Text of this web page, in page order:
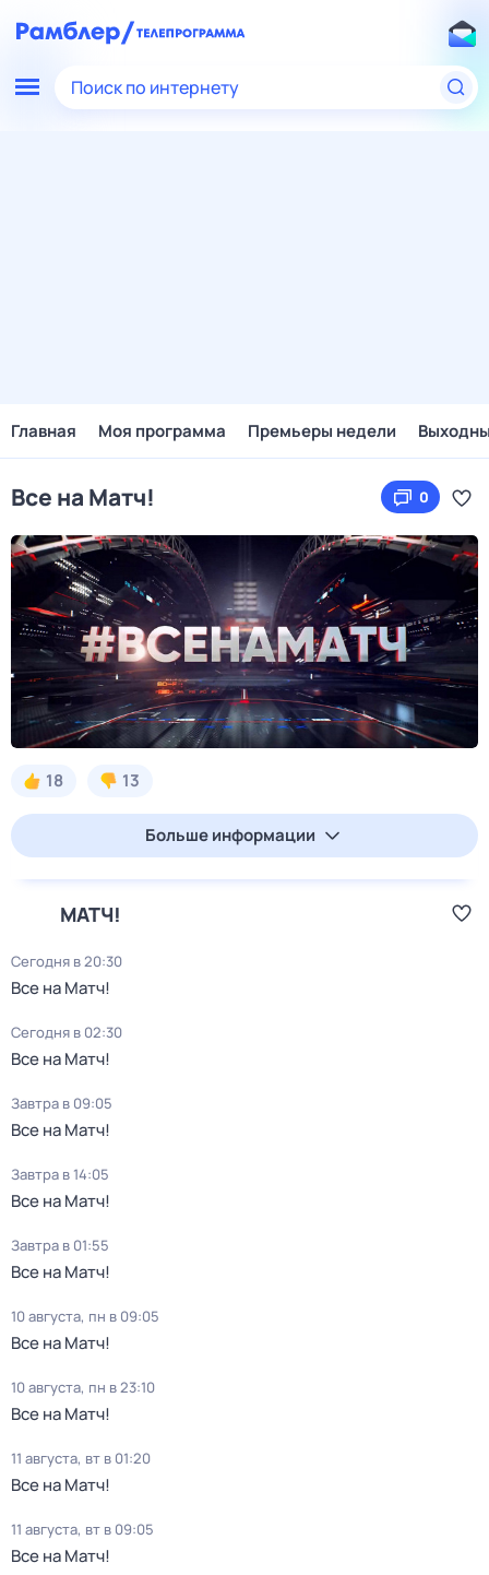
Поиск по интернету
Главная Моя программа Премьеры недели
Все на Матч! 0
18 13
Больше информации
МАТЧ!
Сегодня в 20:30
Все на Матч!
Сегодня в 02:30
Все на Матч!
Завтра в 09:05
Все на Матч!
Завтра в 14:05
Все на Матч!
Завтра в 01:55
Все на Матч!
10 августа, пн в 09:05
Все на Матч!
10 августа, пн в 23:10
Все на Матч!
11 августа, вт в 01:20
Все на Матч!
11 августа, вт в 09:05
Все на Матч!